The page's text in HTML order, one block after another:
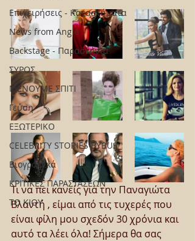
Επιχειρήσεις - Καταστήματα
News from Angie
Backstage - Παρασκήνια
ΣΥΡΟΣ
ΜΕΝΟΥΜΕ ΣΠΙΤΙ
Γεύση
ΕΞΩΤΕΡΙΚΟ
CELEBRITY STORIES BYBUS
Βιογραφικά
ΚΡΙΤΙΚΕΣ ΠΑΡΑΣΤΑΣΕΩΝ
ΤΟ ΚΙΟΥ
Τι να πει κανείς για την Παναγιώτα
Βλαντή , είμαι από τις τυχερές που
είναι φίλη μου σχεδόν 30 χρόνια και
αυτό τα λέει όλα! Σήμερα θα σας